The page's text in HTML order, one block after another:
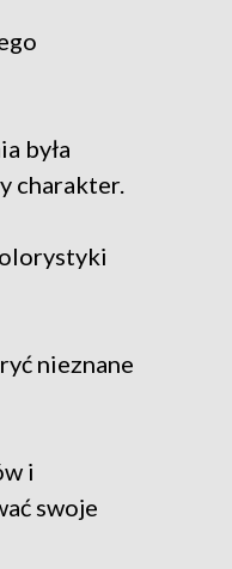
była
charakter.
nieznane
i
swoje